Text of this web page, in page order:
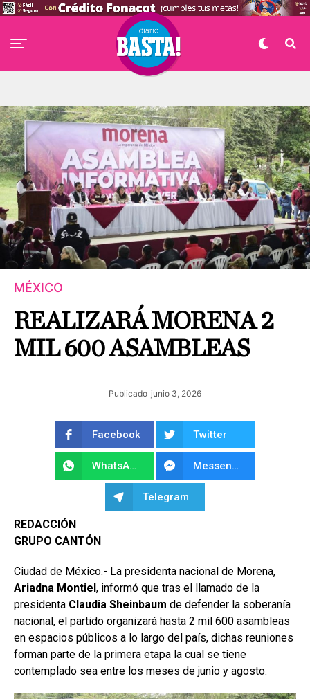
MÉXICO
REALIZARÁ MORENA 2
MIL 600 ASAMBLEAS
Publicado junio 3, 2026
Facebook Twitter
WhatsApp Messenger
Telegram
REDACCIÓN
GRUPO CANTÓN
Ciudad de México.- La presidenta nacional de Morena,
Ariadna Montiel, informó que tras el llamado de la
presidenta Claudia Sheinbaum de defender la soberanía
nacional, el partido organizará hasta 2 mil 600 asambleas
en espacios públicos a lo largo del país, dichas reuniones
forman parte de la primera etapa la cual se tiene
contemplado sea entre los meses de junio y agosto.